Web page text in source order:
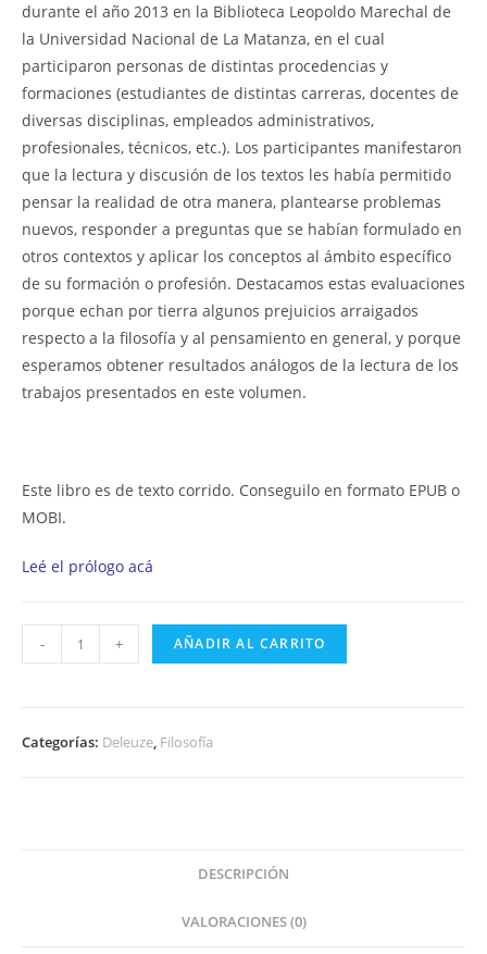
durante el año 2013 en la Biblioteca Leopoldo Marechal de
la Universidad Nacional de La Matanza, en el cual
participaron personas de distintas procedencias y
formaciones (estudiantes de distintas carreras, docentes de
diversas disciplinas, empleados administrativos,
profesionales, técnicos, etc.). Los participantes manifestaron
que la lectura y discusión de los textos les había permitido
pensar la realidad de otra manera, plantearse problemas
nuevos, responder a preguntas que se habían formulado en
otros contextos y aplicar los conceptos al ámbito específico
de su formación o profesión. Destacamos estas evaluaciones
porque echan por tierra algunos prejuicios arraigados
respecto a la filosofía y al pensamiento en general, y porque
esperamos obtener resultados análogos de la lectura de los
trabajos presentados en este volumen.
Este libro es de texto corrido. Conseguilo en formato EPUB o
MOBI.
Leé el prólogo acá
con
Edición
- + AÑADIR AL CARRITO
Categorías: Deleuze, Filosofía
DESCRIPCIÓN
VALORACIONES (0)